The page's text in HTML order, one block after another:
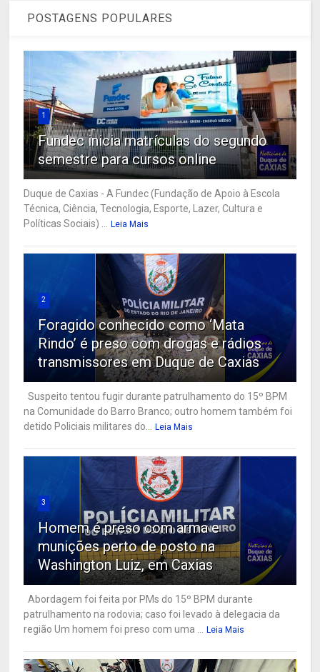
POSTAGENS POPULARES
1
Fundec inicia matrículas do segundo
semestre para cursos online
Duque de Caxias - A Fundec (Fundação de Apoio à Escola
Técnica, Ciência, Tecnologia, Esporte, Lazer, Cultura e
Políticas Sociais) ...
Leia Mais
2
Foragido conhecido como ‘Mata
Rindo’ é preso com drogas e rádios
transmissores em Duque de Caxias
Suspeito tentou fugir durante patrulhamento do 15º BPM
na Comunidade do Barro Branco; outro homem também foi
detido Policiais militares do...
Leia Mais
3
Homem é preso com arma e
munições perto de posto na
Washington Luiz, em Caxias
Abordagem foi feita por PMs do 15º BPM durante
patrulhamento na rodovia; caso foi levado à delegacia da
região Um homem foi preso com uma ...
Leia Mais